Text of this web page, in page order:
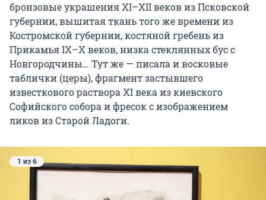
бронзовые украшения XI–XII веков из Псковской
губернии, вышитая ткань того же времени из
Костромской губернии, костяной гребень из
Прикамья IX–X веков, низка стеклянных бус с
Новгородчины… Тут же — писала и восковые
таблички (церы), фрагмент застывшего
известкового раствора XI века из киевского
Софийского собора и фресок с изображением
ликов из Старой Ладоги.
1 из 6